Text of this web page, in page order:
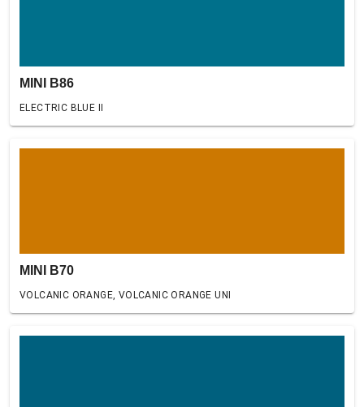
MINI B86
ELECTRIC BLUE II
MINI B70
VOLCANIC ORANGE, VOLCANIC ORANGE UNI